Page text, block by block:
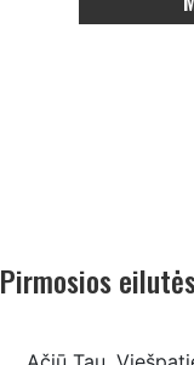
Pirmosios